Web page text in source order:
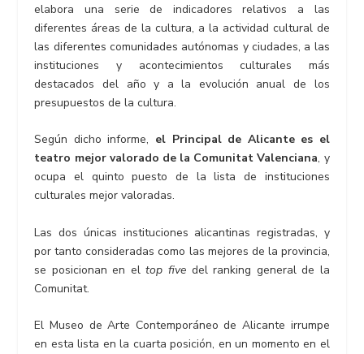
elabora una serie de indicadores relativos a las
diferentes áreas de la cultura, a la actividad cultural de
las diferentes comunidades autónomas y ciudades, a las
instituciones y acontecimientos culturales más
destacados del año y a la evolución anual de los
presupuestos de la cultura.
Según dicho informe, el Principal de Alicante es el
teatro mejor valorado de la Comunitat Valenciana, y
ocupa el quinto puesto de la lista de instituciones
culturales mejor valoradas.
Las dos únicas instituciones alicantinas registradas, y
por tanto consideradas como las mejores de la provincia,
se posicionan en eltop five del ranking general de la
Comunitat.
El Museo de Arte Contemporáneo de Alicante irrumpe
en esta lista en la cuarta posición, en un momento en el